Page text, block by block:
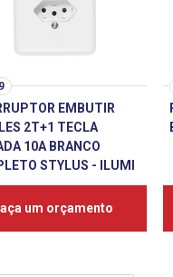
EMBUTIR
2T+1 TECLA
10A BRANCO
STYLUS - ILUMI
um orçamento